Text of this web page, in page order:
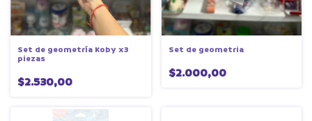
Set de geometría Koby x3
piezas
$2.530,00
Set de geometria
$2.000,00